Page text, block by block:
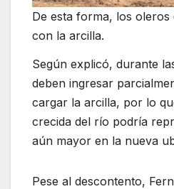
De esta forma, los
con la arcilla.
Según explicó, durante
deben ingresar
cargar la arcilla, por lo
crecida del río podría
aún mayor en la nueva
Pese al descontento,